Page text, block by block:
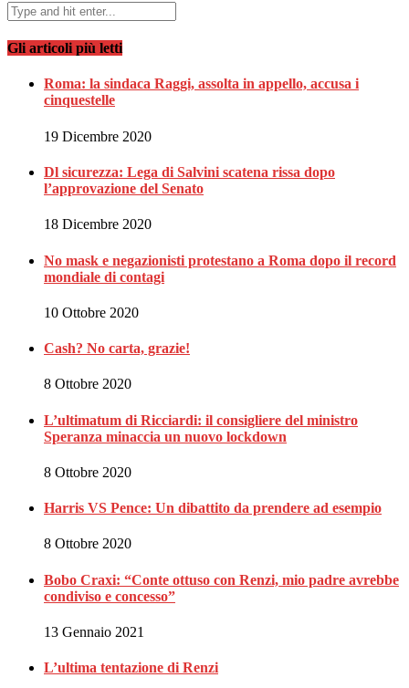
Gli articoli più letti
Roma: la sindaca Raggi, assolta in appello, accusa i
cinquestelle
19 Dicembre 2020
Dl sicurezza: Lega di Salvini scatena rissa dopo
l’approvazione del Senato
18 Dicembre 2020
No mask e negazionisti protestano a Roma dopo il record
mondiale di contagi
10 Ottobre 2020
Cash? No carta, grazie!
8 Ottobre 2020
L’ultimatum di Ricciardi: il consigliere del ministro
Speranza minaccia un nuovo lockdown
8 Ottobre 2020
Harris VS Pence: Un dibattito da prendere ad esempio
8 Ottobre 2020
Bobo Craxi: “Conte ottuso con Renzi, mio padre avrebbe
condiviso e concesso”
13 Gennaio 2021
L’ultima tentazione di Renzi